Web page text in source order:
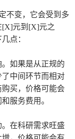
不变，它会受到多
[X]元到[X]元之
点：
如果是从正规的
中间环节而相对
买，价格可能会
服务费用。
在科研需求旺盛